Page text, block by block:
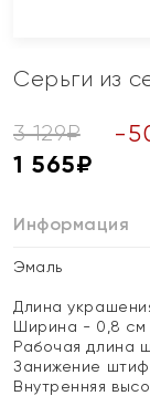
Серьги из
3 129₽ -
1 565₽
Информация
Эмаль
Длина
Ширина - 0,8 см
Рабочая длина
Занижение
Внутренняя